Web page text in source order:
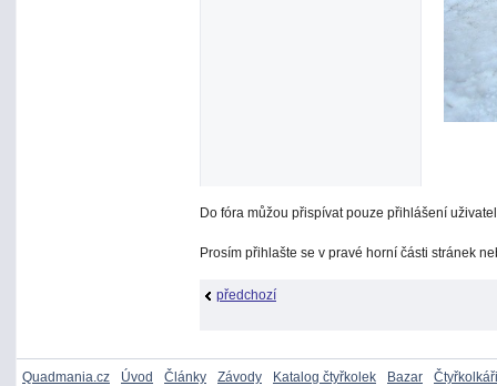
Do fóra můžou přispívat pouze přihlášení
Prosím přihlašte se v pravé horní části stránek
předchozí
Quadmania.cz Úvod Články Závody Katalog čtyřkolek Bazar Čtyřkolkáři